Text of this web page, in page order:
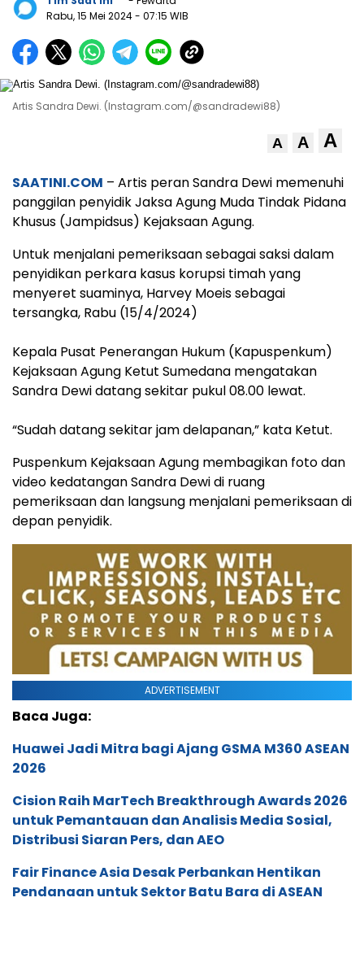
Rabu, 15 Mei 2024- 07:15 WIB
Artis Sandra Dewi. (Instagram.com/@sandradewi88)
A A A
SAATINI.COM – Artis peran Sandra Dewi memenuhi
panggilan penyidik Jaksa Agung Muda Tindak Pidana
Khusus (Jampidsus) Kejaksaan Agung.
Untuk menjalani pemeriksaan sebagai saksi dalam
penyidikan perkara kasus korupsi timah yang
menyeret suaminya, Harvey Moeis sebagai
tersangka, Rabu (15/4/2024)
Kepala Pusat Penerangan Hukum (Kapuspenkum)
Kejaksaan Agung Ketut Sumedana mengatakan
Sandra Dewi datang sekitar pukul 08.00 lewat.
“Sudah datang sekitar jam delapanan,” kata Ketut.
Puspenkum Kejaksaan Agung membagikan foto dan
video kedatangan Sandra Dewi di ruang
pemeriksaan dan langsung menjalani pemeriksaan di
depan penyidik.
ADVERTISEMENT
Baca Juga:
Huawei Jadi Mitra bagi Ajang GSMA M360 ASEAN
2026
Cision Raih MarTech Breakthrough Awards 2026
untuk Pemantauan dan Analisis Media Sosial,
Distribusi Siaran Pers, dan AEO
Fair Finance Asia Desak Perbankan Hentikan
Pendanaan untuk Sektor Batu Bara di ASEAN